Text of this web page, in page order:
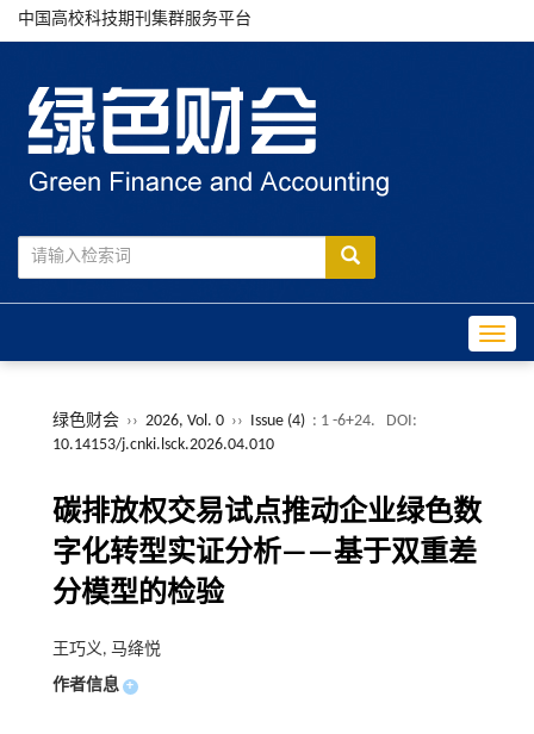
中国高校科技期刊集群服务平台
绿色财会 ›› 2026, Vol. 0 ›› Issue (4) : 1 -6+24.
DOI:
10.14153/j.cnki.lsck.2026.04.010
碳排放权交易试点推动企业绿色数
字化转型实证分析——基于双重差
分模型的检验
王巧义, 马绛悦
作者信息 +